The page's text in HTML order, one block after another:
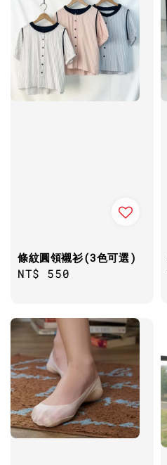
條紋圓領襯衫(3色可選)
Regular
NT$ 550